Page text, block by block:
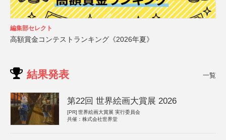
編集部セレクト
高額賞金コンテストランキング《2026年夏》
結果発表 一覧
第22回 世界絵画大賞展 2026
[PR] 世界絵画大賞展 実行委員会
共催：株式会社世界堂